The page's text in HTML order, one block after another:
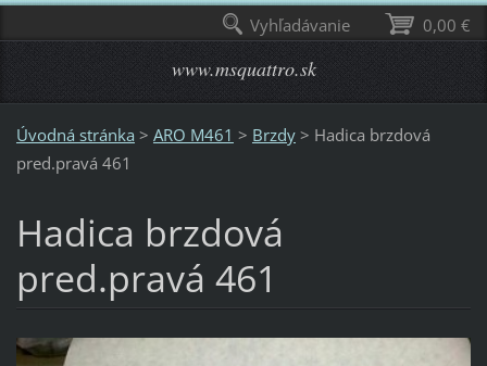
www.msquattro.sk
Úvodná stránka > ARO M461 > Brzdy > Hadica brzdová
pred.pravá 461
Hadica brzdová
pred.pravá 461
0,00 €
Vyhľadávanie